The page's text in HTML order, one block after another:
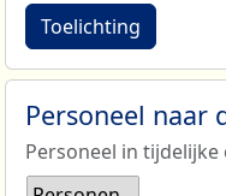
Toelichting
Personeel naar
Personeel in